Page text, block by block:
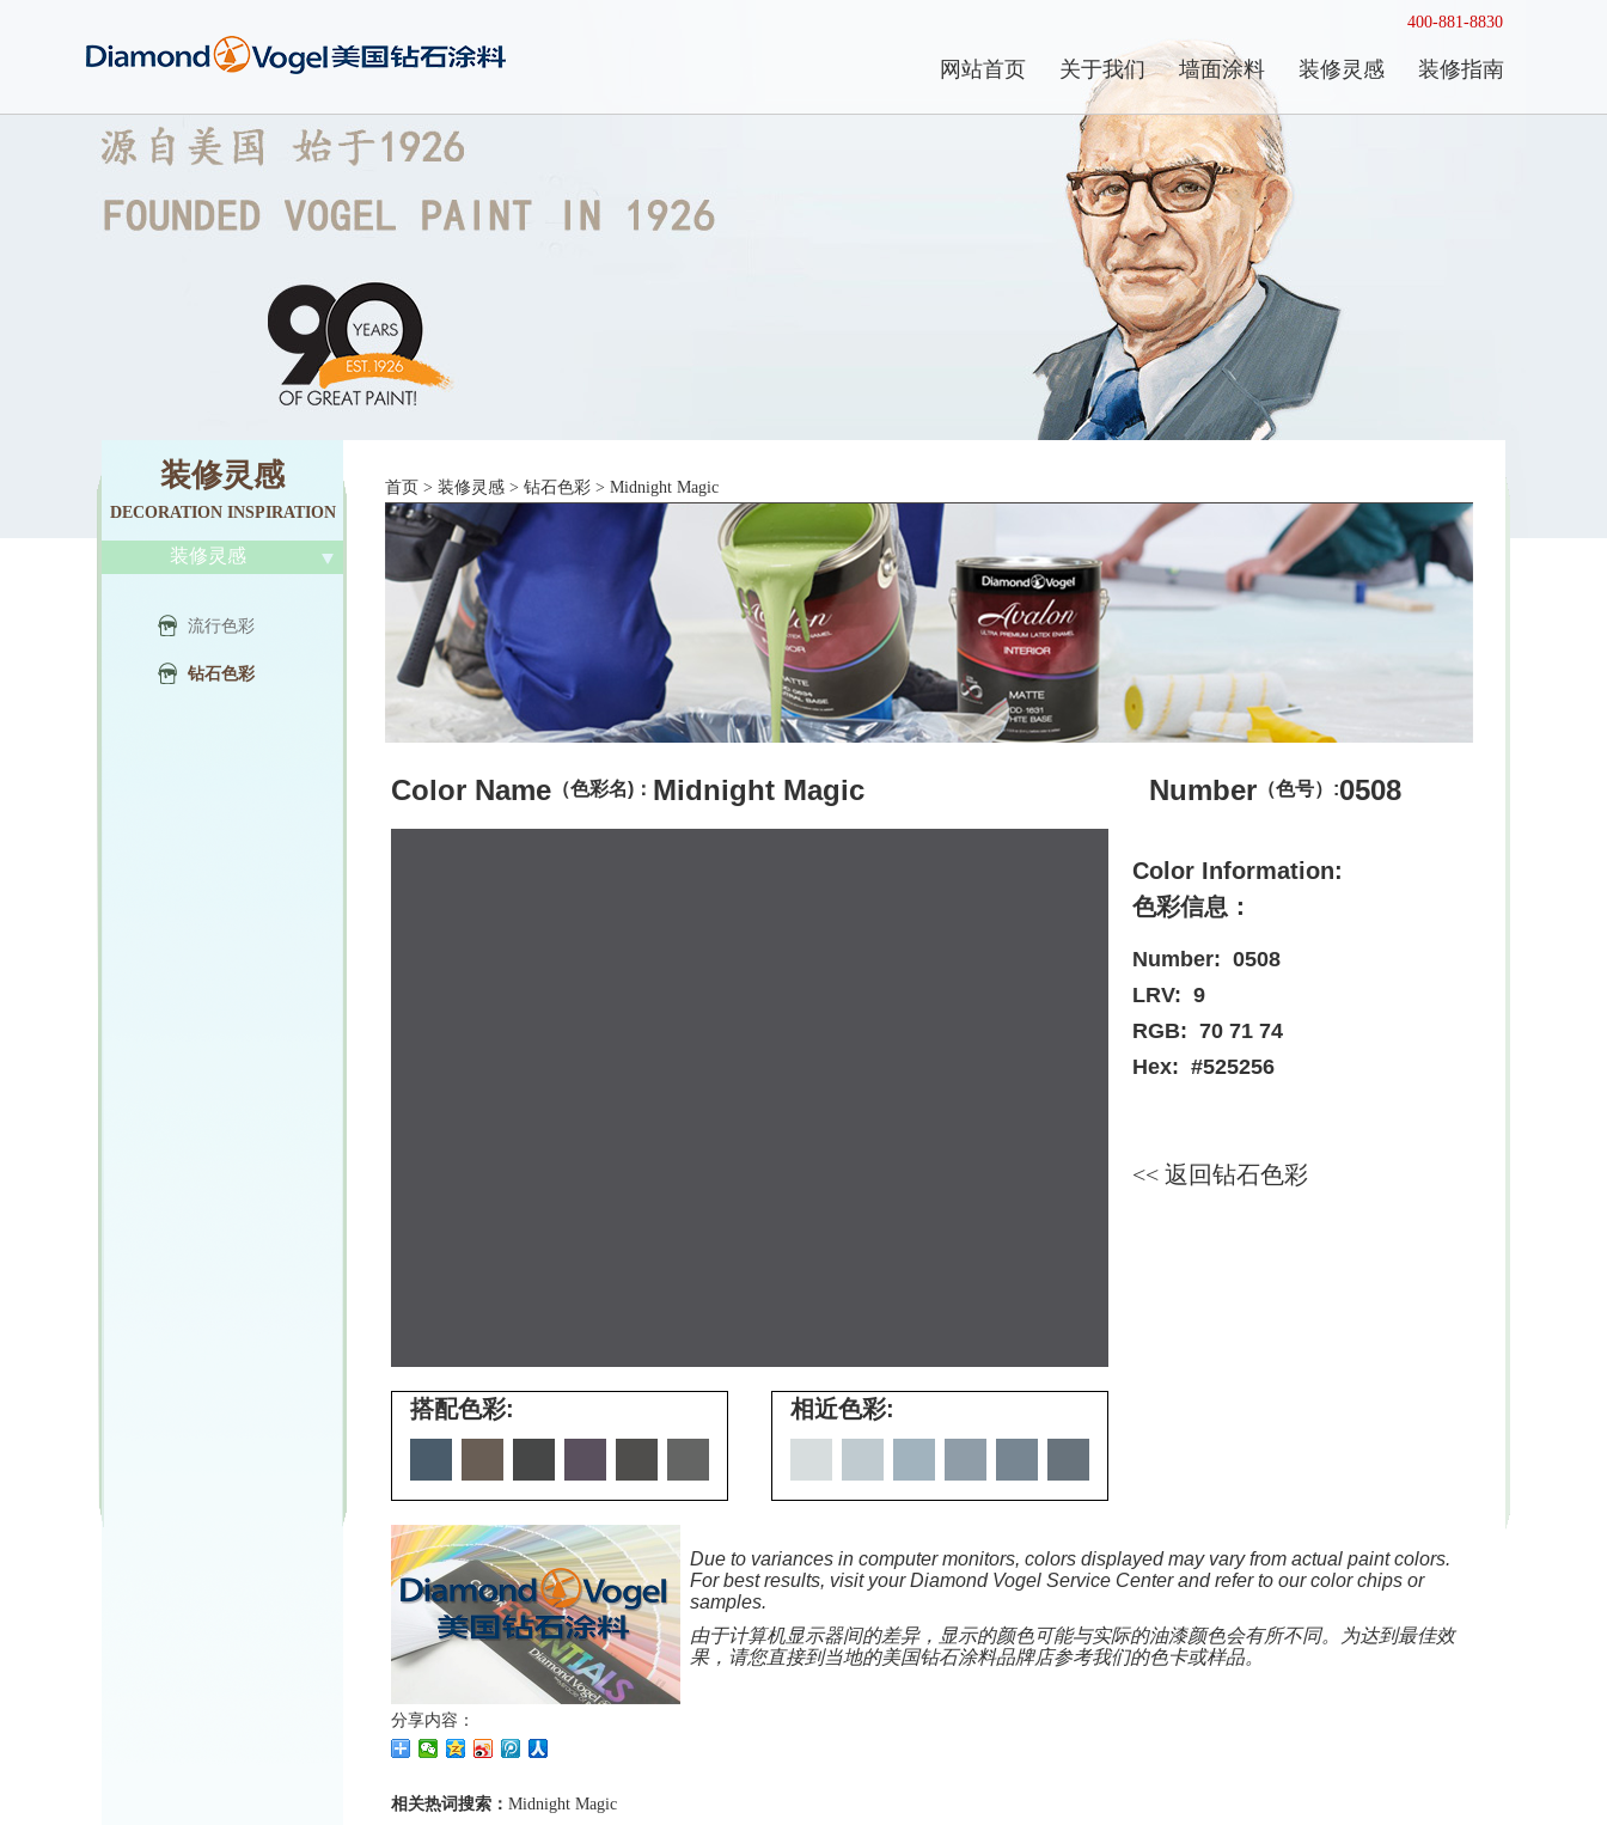
400-881-8830
网站首页 关于我们 墙面涂料 装修灵感 装修指南
装修灵感
DECORATION INSPIRATION
装修灵感
流行色彩
钻石色彩
首页 > 装修灵感 > 钻石色彩 > Midnight Magic
Color Name （色彩名)： Midnight Magic Number （色号）:0508
搭配色彩: 相近色彩:
Color Information:
色彩信息：
Number: 0508
LRV: 9
RGB: 70 71 74
Hex: #525256
<< 返回钻石色彩
Due to variances in computer monitors, colors displayed may vary from actual paint colors.
For best results, visit your Diamond Vogel Service Center and refer to our color chips or
samples.
由于计算机显示器间的差异，显示的颜色可能与实际的油漆颜色会有所不同。为达到最佳效
果，请您直接到当地的美国钻石涂料品牌店参考我们的色卡或样品。
分享内容：
相关热词搜索： Midnight Magic